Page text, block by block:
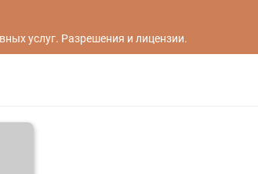
услуг. Разрешения и лицензии.